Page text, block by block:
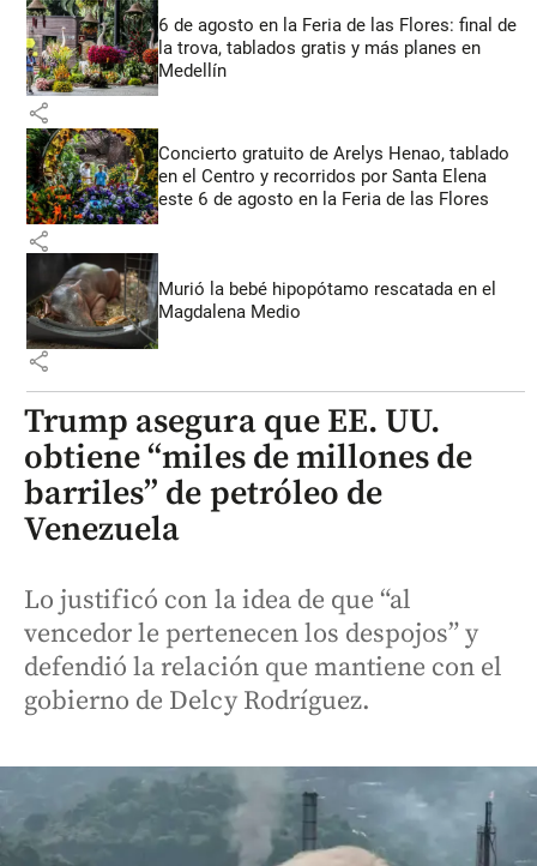
6 de agosto en la Feria de las Flores: final de
la trova, tablados gratis y más planes en
Medellín
share
Concierto gratuito de Arelys Henao, tablado
en el Centro y recorridos por Santa Elena
este 6 de agosto en la Feria de las Flores
share
Murió la bebé hipopótamo rescatada en el
Magdalena Medio
share
Trump asegura que EE. UU.
obtiene “miles de millones de
barriles” de petróleo de
Venezuela
Lo justificó con la idea de que “al
vencedor le pertenecen los despojos” y
defendió la relación que mantiene con el
gobierno de Delcy Rodríguez.